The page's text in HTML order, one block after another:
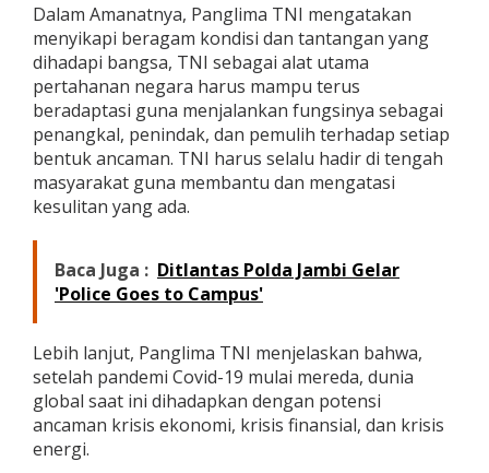
0
4
2
/
G
a
p
u
a
c
a
n
a
n
a
t
P
Dalam Amanatnya, Panglima TNI mengatakan
menyikapi beragam kondisi dan tantangan yang
dihadapi bangsa, TNI sebagai alat utama
pertahanan negara harus mampu terus
beradaptasi guna menjalankan fungsinya sebagai
penangkal, penindak, dan pemulih terhadap setiap
bentuk ancaman. TNI harus selalu hadir di tengah
masyarakat guna membantu dan mengatasi
kesulitan yang ada.
Baca Juga : Ditlantas Polda Jambi Gelar
'Police Goes to Campus'
Lebih lanjut, Panglima TNI menjelaskan bahwa,
setelah pandemi Covid-19 mulai mereda, dunia
global saat ini dihadapkan dengan potensi
ancaman krisis ekonomi, krisis finansial, dan krisis
energi.